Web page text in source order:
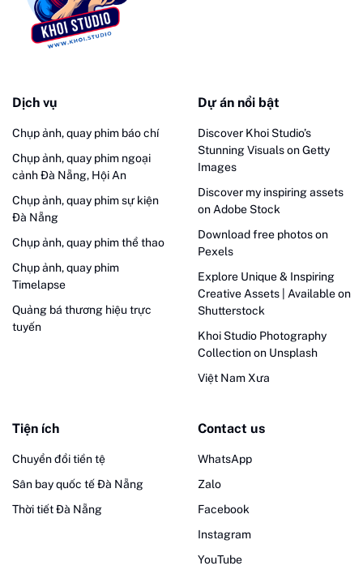
Dịch vụ
Chụp ảnh, quay phim báo chí
Chụp ảnh, quay phim ngoại
cảnh Đà Nẵng, Hội An
Chụp ảnh, quay phim sự kiện
Đà Nẵng
Chụp ảnh, quay phim thể thao
Chụp ảnh, quay phim
Timelapse
Quảng bá thương hiệu trực
tuyến
Dự án nổi bật
Discover Khoi Studio’s
Stunning Visuals on Getty
Images
Discover my inspiring assets
on Adobe Stock
Download free photos on
Pexels
Explore Unique & Inspiring
Creative Assets | Available on
Shutterstock
Khoi Studio Photography
Collection on Unsplash
Việt Nam Xưa
Tiện ích
Chuyển đổi tiền tệ
Sân bay quốc tế Đà Nẵng
Thời tiết Đà Nẵng
Contact us
WhatsApp
Zalo
Facebook
Instagram
YouTube